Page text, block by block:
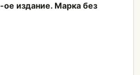
ое издание. Марка без